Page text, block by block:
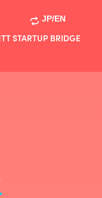
JP/EN
STARTUP BRIDGE